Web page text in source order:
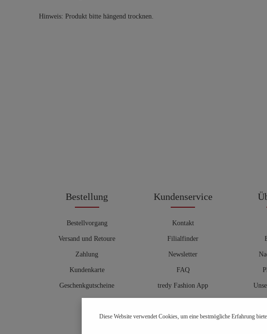
Hinweis: Produkt bitte hängend trocknen.
Bestellung
Bestellvorgang
Versand und Retoure
Zahlung
Kundenkarte
Geschenkgutscheine
Kundenservice
Kontakt
Filialfinder
Newsletter
FAQ
tredy Fashion App
Hosenberater
Diese Website verwendet Cookies, um eine bestmögliche Erfahrung